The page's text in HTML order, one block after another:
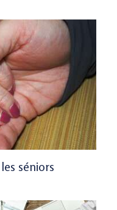
séniors